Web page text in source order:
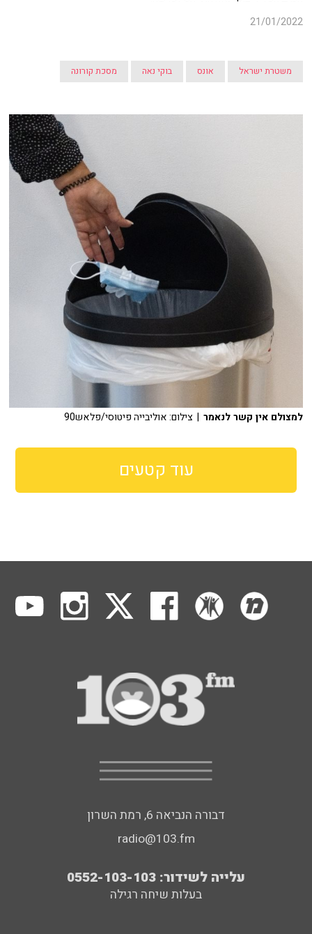
21/01/2022
משטרת ישראל אונס בוקי נאה מסכת קורונה
למצולם אין קשר לנאמר | צילום: אוליבייה פיטוסי/פלאש90
עוד קטעים
דבורה הנביאה 6, רמת השרון
radio@103.fm
עלייה לשידור: 0552-103-103
בעלות שיחה רגילה